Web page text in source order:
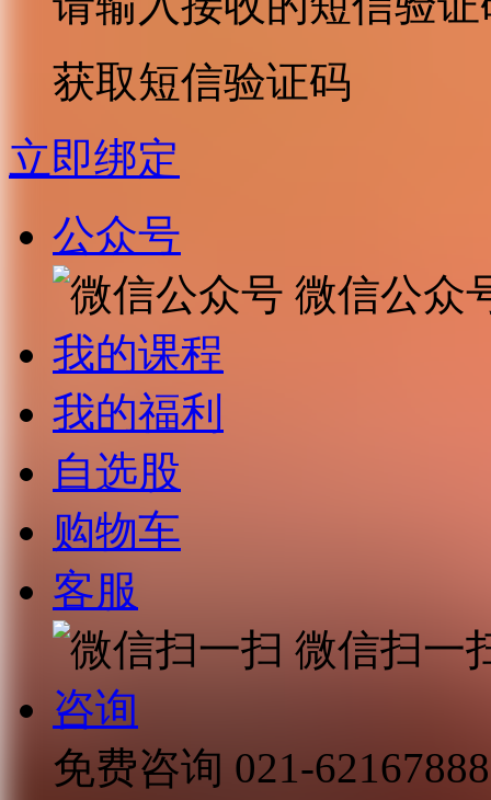
获取短信验证码
立即绑定
公众号
微信公众
我的课程
我的福利
自选股
购物车
客服
微信扫一
咨询
免费咨询 021-62167888